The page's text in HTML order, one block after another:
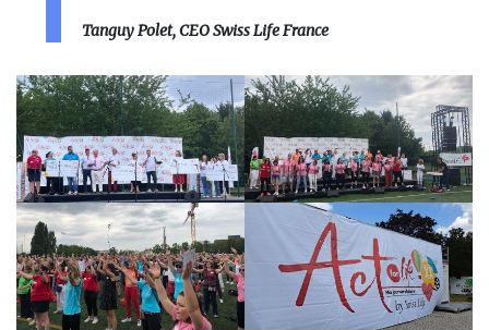
Tanguy Polet, CEO Swiss Life France